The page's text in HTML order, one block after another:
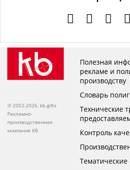
© 2002-2026, kb.gifts
Рекламно-
производственная
компания КБ
Полезная
рекламе и
производству
Словарь
Технические
Контроль
Тематические